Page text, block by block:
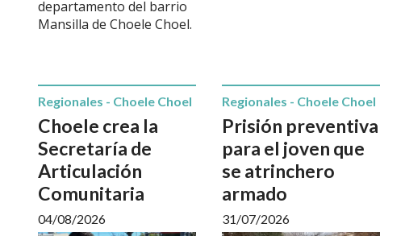
departamento del barrio
Mansilla de Choele Choel.
Choele crea la
Secretaría de
Articulación
Comunitaria
Regionales - Choele Choel
04/08/2026
Prisión preventiva
para el joven que
se atrinchero
armado
Regionales - Choele Choel
31/07/2026